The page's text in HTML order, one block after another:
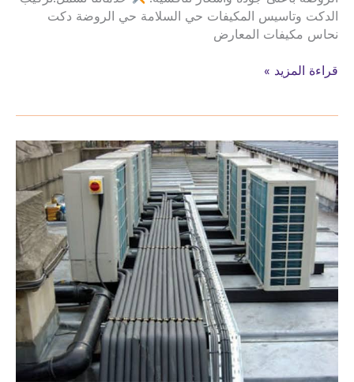
الدكت وتاسيس المكيفات حي السلامة حي الروضة دكت
نحاس مكيفات المعارض
دكت
حي
السلامة
حي
الروضة
قراءة المزيد »